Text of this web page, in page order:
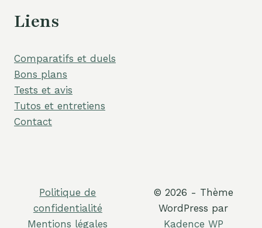
Liens
Comparatifs et duels
Bons plans
Tests et avis
Tutos et entretiens
Contact
Politique de
confidentialité
Mentions légales
© 2026 - Thème
WordPress par
Kadence WP